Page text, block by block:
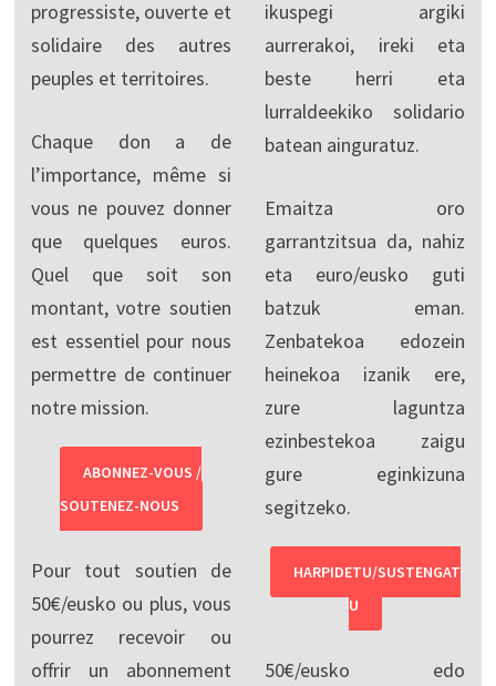
progressiste, ouverte et
solidaire des autres
peuples et territoires.
Chaque don a de
l’importance, même si
vous ne pouvez donner
que quelques euros.
Quel que soit son
montant, votre soutien
est essentiel pour nous
permettre de continuer
notre mission.
ABONNEZ-VOUS /
SOUTENEZ-NOUS
Pour tout soutien de
50€/eusko ou plus, vous
pourrez recevoir ou
offrir un abonnement
ikuspegi argiki
aurrerakoi, ireki eta
beste herri eta
lurraldeekiko solidario
batean ainguratuz.
Emaitza oro
garrantzitsua da, nahiz
eta euro/eusko guti
batzuk eman.
Zenbatekoa edozein
heinekoa izanik ere,
zure laguntza
ezinbestekoa zaigu
gure eginkizuna
segitzeko.
HARPIDETU/SUSTENGAT
U
50€/eusko edo